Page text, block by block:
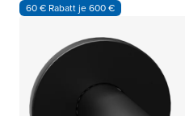
60 € Rabatt je 600 €